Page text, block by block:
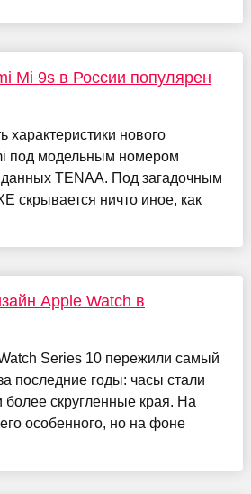
Mi 9s в России популярен
характеристики нового
под модельным номером
TENAA. Под загадочным
скрывается ничто иное, как
Apple Watch в
Series 10 пережили самый
последние годы: часы стали
более скругленные края. На
особенного, но на фоне